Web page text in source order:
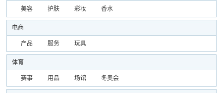
美容 护肤 彩妆 香水
电商
产品 服务 玩具
体育
赛事 用品 场馆 冬奥会